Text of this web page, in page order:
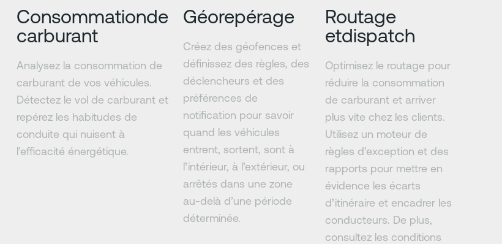
Consommationde
carburant
Analysez la consommation de
carburant de vos véhicules.
Détectez le vol de carburant et
repérez les habitudes de
conduite qui nuisent à
l’efficacité énergétique.
Géorepérage
Créez des géofences et
définissez des règles, des
déclencheurs et des
préférences de
notification pour savoir
quand les véhicules
entrent, sortent, sont à
l’intérieur, à l’extérieur, ou
arrêtés dans une zone
au-delà d’une période
déterminée.
Routage
etdispatch
Optimisez le routage pour
réduire la consommation
de carburant et arriver
plus vite chez les clients.
Utilisez un moteur de
règles d’exception et des
rapports pour mettre en
évidence les écarts
d’itinéraire et encadrer les
conducteurs. De plus,
consultez les conditions